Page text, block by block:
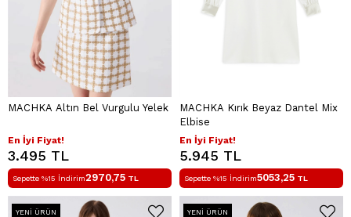
MACHKA Altın Bel Vurgulu Yelek
En İyi Fiyat!
3.495 TL
Sepette %15 İndirim2970,75 TL
MACHKA Kırık Beyaz Dantel Mix
Elbise
En İyi Fiyat!
5.945 TL
Sepette %15 İndirim5053,25 TL
YENI ÜRÜN YENI ÜRÜN